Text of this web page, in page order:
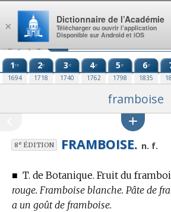
Aller au contenu
1re
1694
2e
1718
3e
1740
4e
1762
5e
1798
6e
1835
framboise
8eÉDITION FRAMBOISE. n. f.
■ T. de Botanique. Fruit du
rouge. Framboise blanche. Pâte de
a un goût de framboise.
×
Dictionnaire de l’Académie
Télécharger ou ouvrir l’application
Disponible sur Android et iOS